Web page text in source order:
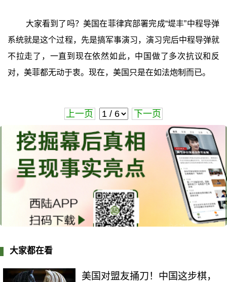
大家看到了吗？美国在菲律宾部署完成“堤丰”中程导弹
系统就是这个过程，先是搞军事演习，演习完后中程导弹就
不拉走了，一直到现在依然如此，中国做了多次抗议和反
对，美菲都无动于衷。现在，美国只是在如法炮制而已。
上一页 下一页
大家都在看
美国对盟友捅刀！中国这步棋，